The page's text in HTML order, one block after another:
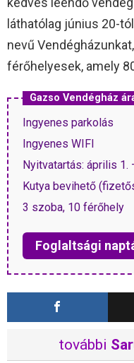
láthatólag június 20-
nevű
férőhelyesek, amely
Gazso Vendégház
Ingyenes parkolás
Ingyenes WIFI
Nyitvatartás: április 1.
Kutya bevihető
3 szoba, 10 férőhely
Foglaltsági
további